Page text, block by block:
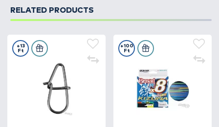
RELATED PRODUCTS
+13
Ft
+100
Ft